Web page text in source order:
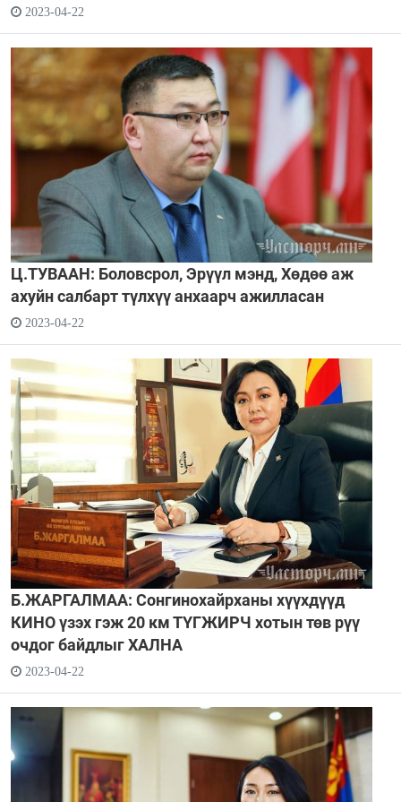
2023-04-22
Ц.ТУВААН: Боловсрол, Эрүүл мэнд, Хөдөө аж
ахуйн салбарт түлхүү анхаарч ажилласан
2023-04-22
Б.ЖАРГАЛМАА: Сонгинохайрханы хүүхдүүд
КИНО үзэх гэж 20 км ТҮГЖИРЧ хотын төв рүү
очдог байдлыг ХАЛНА
2023-04-22